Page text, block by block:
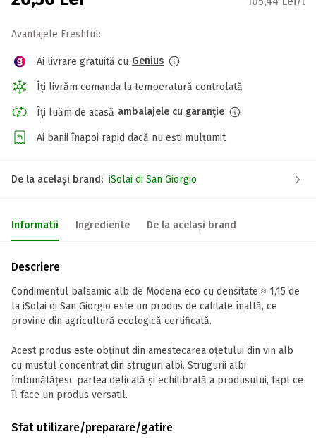
Avantajele Freshful:
Ai livrare gratuită cu Genius
Îți livrăm comanda la temperatură controlată
Îți luăm de acasă ambalajele cu garanție
Ai banii înapoi rapid dacă nu ești mulțumit
De la același brand: iSolai di San Giorgio
Informatii Ingrediente De la același brand
Descriere
Condimentul balsamic alb de Modena eco cu densitate ≈ 1,15 de
la iSolai di San Giorgio este un produs de calitate înaltă, ce
provine din agricultură ecologică certificată.
Acest produs este obținut din amestecarea oțetului din vin alb
cu mustul concentrat din struguri albi. Strugurii albi
îmbunătățesc partea delicată și echilibrată a produsului, fapt ce
îl face un produs versatil.
Sfat utilizare/preparare/gatire